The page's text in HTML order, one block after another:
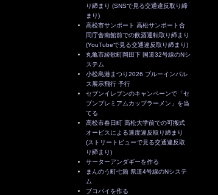
り締まり (SNSで見る交通違反取り締
まり)
高松市サンポート 高松サンポート合
同庁舎南館前での飲酒運転取り締まり
(YouTubeで見る交通違反取り締まり)
丸亀市綾歌町岡田下 国道32号線のNシ
ステム
小松島港まつり2026 ブルーインパル
ス展示飛行 予行
セブンイレブンのキャンペーンで「セ
ブンプレミアムカップラーメン」を当
てる
高松市春日町 高松大学前での可搬式
オービスによる速度違反取り締まり
(ストリートビューで見る交通違反取
り締まり)
サーターアンダギーを作る
まんのう町七箇 県道4号線のNシステ
ム
ブコパイを作る